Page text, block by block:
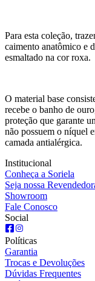
Para esta coleção,
caimento anatômico e
esmaltado na cor roxa.
O material base
recebe o banho de
proteção que garante
não possuem o níquel
camada antialérgica.
Institucional
Conheça a Soriela
Seja nossa
Showroom
Fale Conosco
Social
Políticas
Garantia
Trocas e Devoluções
Dúvidas Frequentes